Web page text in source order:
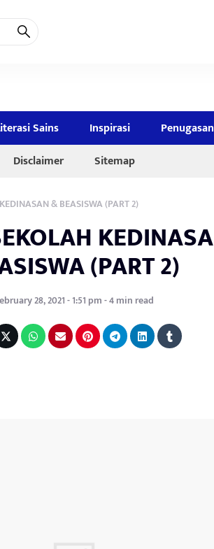
Sains Inspirasi Penugasan
Disclaimer Sitemap
& BEASISWA (PART 2)
(PART 2)
28, 2021 - 1:51 pm - 4 min read